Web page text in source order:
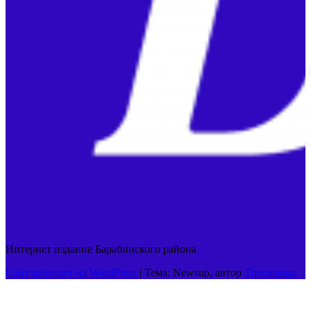
Интернет издание Барабинского района
Сайт работает на WordPress | Тема: Newsup, автор Themeansar